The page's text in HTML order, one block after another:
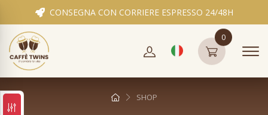
CONSEGNA CON CORRIERE ESPRESSO 24/48H
0
SHOP